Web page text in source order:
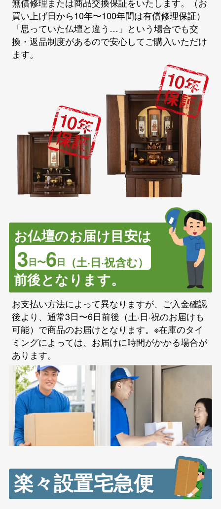
無償修理または商品交換保証をいたします。（お
買い上げ日から10年〜100年間は有償修理保証）
「思っていた仏壇と違う…」という場合でも交
換・返品制度があるので安心してご購入いただけ
ます。
お仏壇のお届け目安は
3日〜6日 （土·日·祝含む）
前後となります。
お支払い方法によって異なりますが、ご入金確認
後より、通常3日〜6日前後（土·日·祝のお届けも
可能）で商品のお届けとなります。※在庫のタイ
ミングによっては、お届けに時間がかかる場合が
あります。
楽々設置宅急便